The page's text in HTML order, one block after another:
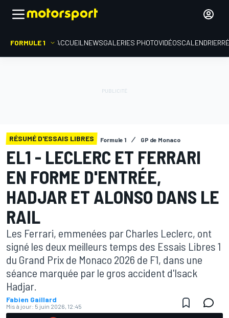
FORMULE 1 ACCUEIL NEWSGALERIES PHOTOVIDÉOSCALENDRIER
RÉSUMÉ D'ESSAIS LIBRES Formule 1 GP de Monaco
EL1 - LECLERC ET FERRARI
EN FORME D'ENTRÉE,
HADJAR ET ALONSO DANS LE
RAIL
Les Ferrari, emmenées par Charles Leclerc, ont
signé les deux meilleurs temps des Essais Libres 1
du Grand Prix de Monaco 2026 de F1, dans une
séance marquée par le gros accident d'Isack
Hadjar.
Fabien Gaillard
Mis à jour: 5 juin 2026, 12:45